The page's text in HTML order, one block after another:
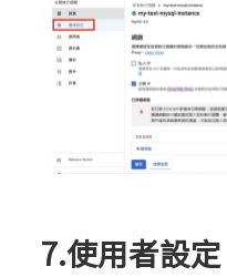
7.使⽤者設定